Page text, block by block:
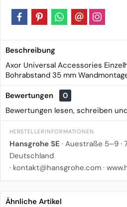
Beschreibung
Axor Universal Accessories
Bohrabstand 35 mm
Bewertungen
0
Bewertungen lesen, schreiben
HERSTELLERINFORMATIONEN
Hansgrohe SE · Auestraße 5–9 ·
Deutschland
· kontakt@hansgrohe.com ·
Ähnliche Artikel